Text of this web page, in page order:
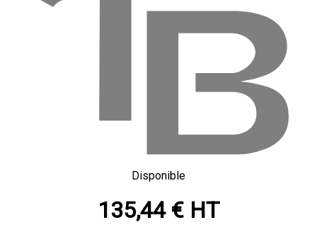
Disponible
135,44 € HT